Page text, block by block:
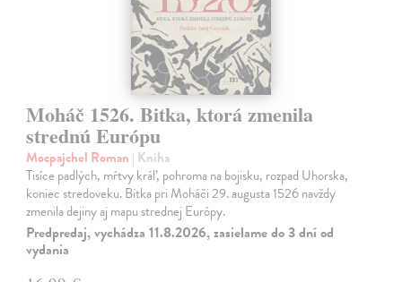
Moháč 1526. Bitka, ktorá zmenila
strednú Európu
Mocpajchel Roman | Kniha
Tisíce padlých, mŕtvy kráľ, pohroma na bojisku, rozpad Uhorska,
koniec stredoveku. Bitka pri Moháči 29. augusta 1526 navždy
zmenila dejiny aj mapu strednej Európy.
Predpredaj, vychádza 11.8.2026, zasielame do 3 dní od
vydania